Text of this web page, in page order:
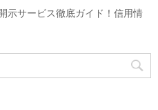
示サービス徹底ガイド！信用情